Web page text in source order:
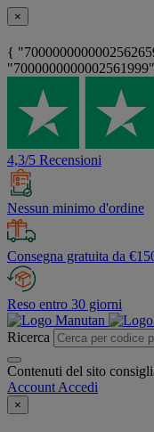
×
{
4,3/5 Recensioni
Nessun minimo d'ordine
Consegna gratuita da
Reso entro 30 giorni
Ricerca
Contenuti del sito
Account Accedi
×